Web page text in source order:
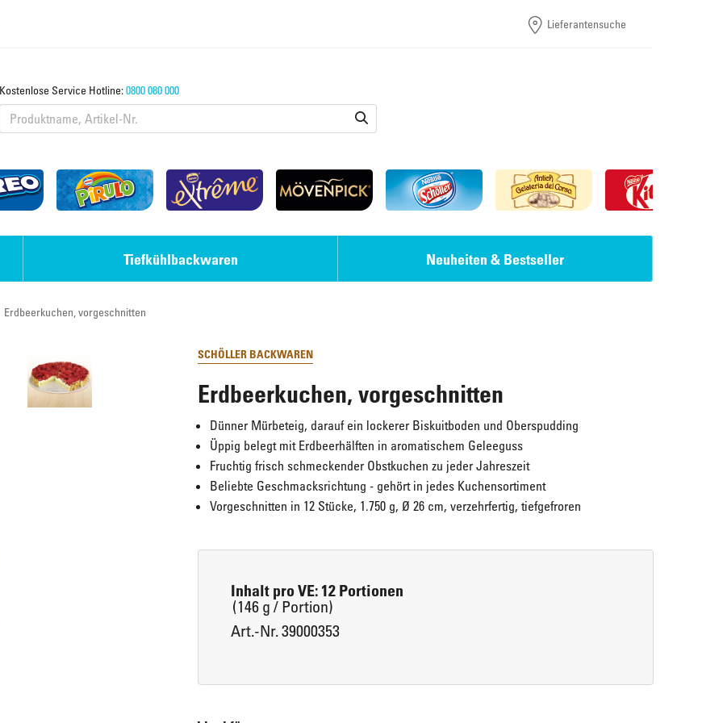
Lieferantensuche
Kostenlose Service Hotline:0800 080 000
Eis für Zuhause
Super lecker!
Tiefkühlbackwaren
Brot, Körberl & Baguettes
York Style"
Neuheiten & Bestseller
Erdbeerkuchen, vorgeschnitten
SCHÖLLER BACKWAREN
Erdbeerkuchen, vorgeschnitten
Dünner Mürbeteig, darauf ein lockerer Biskuitboden und Oberspudding
Üppig belegt mit Erdbeerhälften in aromatischem Geleeguss
Fruchtig frisch schmeckender Obstkuchen zu jeder Jahreszeit
Beliebte Geschmacksrichtung - gehört in jedes Kuchensortiment
Vorgeschnitten in 12 Stücke, 1.750 g, Ø 26 cm, verzehrfertig, tiefgefroren
Inhalt pro VE: 12 Portionen
(146 g / Portion)
Art.-Nr. 39000353